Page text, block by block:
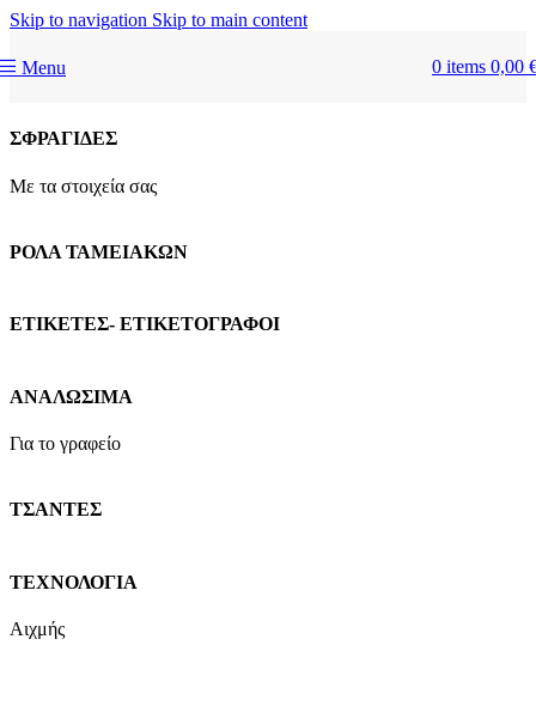
Skip to navigation Skip to main content
Menu 0 items 0,00
ΣΦΡΑΓΙΔΕΣ
Με τα στοιχεία σας
ΡΟΛΑ ΤΑΜΕΙΑΚΩΝ
ΕΤΙΚΕΤΕΣ- ΕΤΙΚΕΤΟΓΡΑΦΟΙ
ΑΝΑΛΩΣΙΜΑ
Για το γραφείο
ΤΣΑΝΤΕΣ
ΤΕΧΝΟΛΟΓΙΑ
Αιχμής